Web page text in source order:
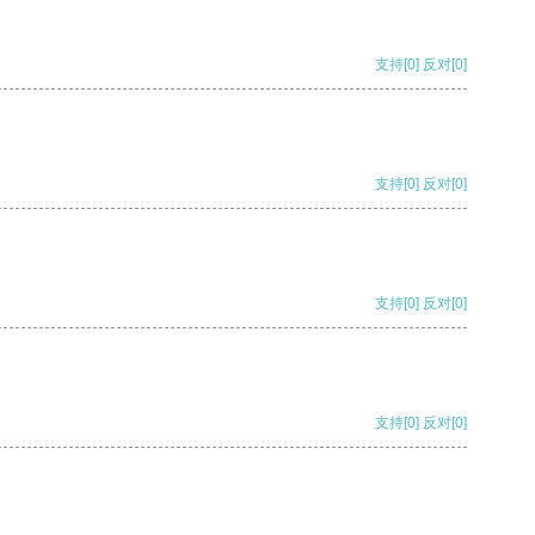
支持[0] 反对[0]
支持[0] 反对[0]
支持[0] 反对[0]
支持[0] 反对[0]